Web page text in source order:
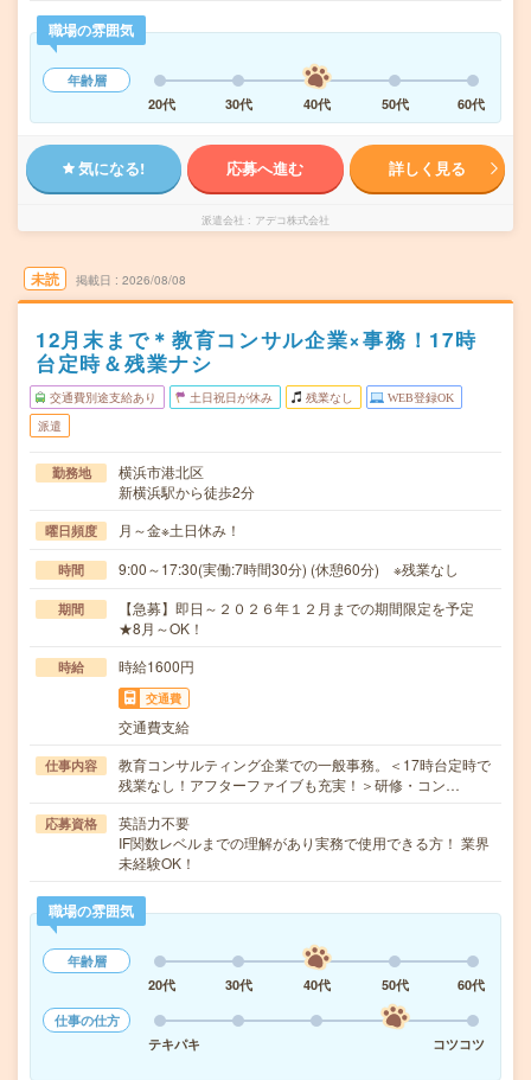
職場の雰囲気
年齢層
20代
30代 40代 50代 60代
気になる! 応募へ進む 詳しく見る
派遣会社 アデコ株式会社
未読 掲載日 2026/08/08
12月末まで＊教育コンサル企業×事務！17時
台定時＆残業ナシ
交通費別途支給あり 土日祝日が休み 残業なし WEB登録OK
派遣
勤務地
横浜市港北区
新横浜駅から徒歩2分
曜日頻度 月～金※土日休み！
時間 9:00～17:30(実働:7時間30分) (休憩60分) ※残業なし
期間
【急募】即日～２０２６年１２月までの期間限定を予定
★8月～OK！
時給 時給1600円
交通費
交通費支給
仕事内容
教育コンサルティング企業での一般事務。＜17時台定時で
残業なし！アフターファイブも充実！＞研修・コン…
応募資格
英語力不要
IF関数レベルまでの理解があり実務で使用できる方！ 業界
未経験OK！
職場の雰囲気
年齢層
20代
30代 40代 50代
60代
仕事の仕方
テキパキ
コツコツ